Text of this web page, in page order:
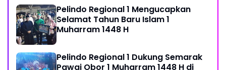
Pelindo Regional 1 Mengucapkan
Selamat Tahun Baru Islam 1
Muharram 1448 H
Pelindo Regional 1 Dukung Semarak
Pawai Obor 1 Muharram 1448 H di